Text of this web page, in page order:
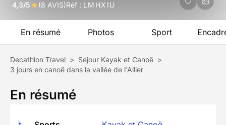
4,3/5 (8 AVIS)Réf : LMHXIU
En résumé Photos Sport
Decathlon Travel > Séjour Kayak et Canoë >
3 jours en canoë dans la vallée de l'Allier
En résumé